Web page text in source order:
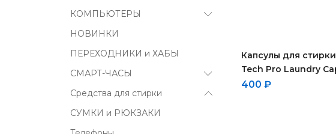
Капсулы для
Tech Pro Laundry
400 ₽
КОМПЬЮТЕРЫ
НОВИНКИ
ПЕРЕХОДНИКИ и ХАБЫ
СМАРТ-ЧАСЫ
Средства для стирки
СУМКИ и РЮКЗАКИ